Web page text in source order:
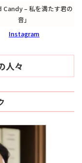
Candy – 私を満たす君の
音」
Instagram
人々